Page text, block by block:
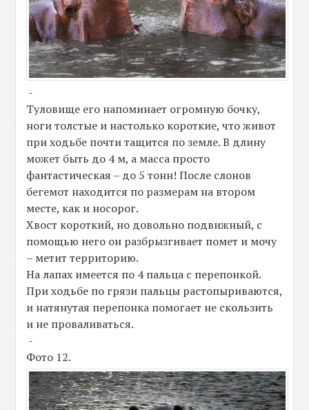
-
Туловище его напоминает огромную бочку,
ноги толстые и настолько короткие, что живот
при ходьбе почти тащится по земле. В длину
может быть до 4 м, а масса просто
фантастическая – до 5 тонн! После слонов
бегемот находится по размерам на втором
месте, как и носорог.
Хвост короткий, но довольно подвижный, с
помощью него он разбрызгивает помет и мочу
– метит территорию.
На лапах имеется по 4 пальца с перепонкой.
При ходьбе по грязи пальцы растопыриваются,
и натянутая перепонка помогает не скользить
и не проваливаться.
-
Фото 12.